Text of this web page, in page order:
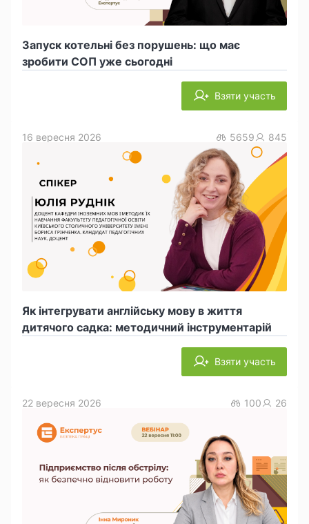
Запуск котельні без порушень: що має
зробити СОП уже сьогодні
Взяти участь
Як інтегрувати англійську мову в життя
дитячого садка: методичний інструментарій
16 вересня 2026 5659 845
Взяти участь
22 вересня 2026 100 26